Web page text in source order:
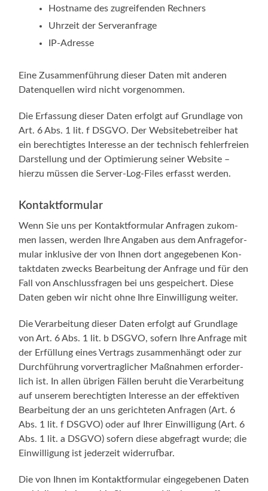
Host­na­me des zugrei­fen­den Rechners
Uhr­zeit der Serveranfrage
IP-Adresse
Eine Zusam­men­füh­rung die­ser Daten mit ande­ren
Daten­quel­len wird nicht vorgenommen.
Die Erfas­sung die­ser Daten erfolgt auf Grund­la­ge von
Art. 6 Abs. 1 lit. f DSGVO. Der Web­site­be­trei­ber hat
ein berech­tig­tes Inter­es­se an der tech­nisch feh­ler­frei­en
Dar­stel­lung und der Opti­mie­rung sei­ner Web­site –
hier­zu müs­sen die Server-Log-Files erfasst werden.
Kontaktformular
Wenn Sie uns per Kon­takt­for­mu­lar Anfra­gen zukom­
men las­sen, wer­den Ihre Anga­ben aus dem Anfra­ge­for­
mu­lar inklu­si­ve der von Ihnen dort ange­ge­be­nen Kon­
takt­da­ten zwecks Bear­bei­tung der Anfra­ge und für den
Fall von Anschluss­fra­gen bei uns gespei­chert. Die­se
Daten geben wir nicht ohne Ihre Ein­wil­li­gung weiter.
Die Ver­ar­bei­tung die­ser Daten erfolgt auf Grund­la­ge
von Art. 6 Abs. 1 lit. b DSGVO, sofern Ihre Anfra­ge mit
der Erfül­lung eines Ver­trags zusam­men­hängt oder zur
Durch­füh­rung vor­ver­trag­li­cher Maß­nah­men erfor­der­
lich ist. In allen übri­gen Fäl­len beruht die Ver­ar­bei­tung
auf unse­rem berech­tig­ten Inter­es­se an der effek­ti­ven
Bear­bei­tung der an uns gerich­te­ten Anfra­gen (Art. 6
Abs. 1 lit. f DSGVO) oder auf Ihrer Ein­wil­li­gung (Art. 6
Abs. 1 lit. a DSGVO) sofern die­se abge­fragt wur­de; die
Ein­wil­li­gung ist jeder­zeit widerrufbar.
Die von Ihnen im Kon­takt­for­mu­lar ein­ge­ge­be­nen Daten